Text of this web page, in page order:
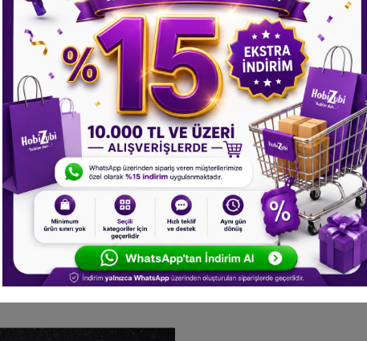
Renklendirici - Mor - 15 Gr
65,00 TL
Toz Renklendirici - Yeşil -
65,00 TL